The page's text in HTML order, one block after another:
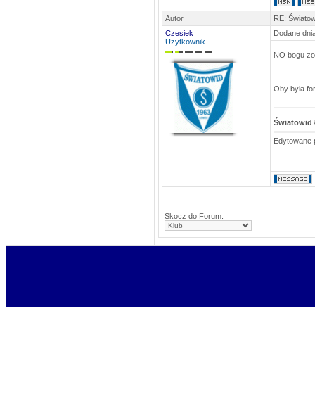
Autor
RE:
Czesiek
Użytkownik
Dodane
NO bogu
Oby była
Światowid
Skocz do Forum: